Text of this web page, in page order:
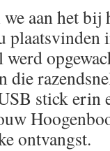
aan het
die
stick erin
ontvangst.